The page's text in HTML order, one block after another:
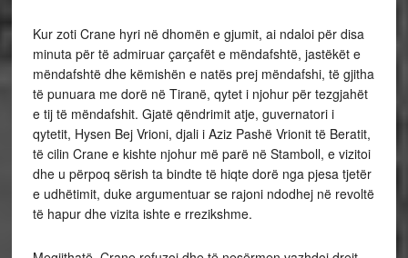
Kur zoti Crane hyri në dhomën e gjumit, ai ndaloi për disa
minuta për të admiruar çarçafët e mëndafshtë, jastëkët e
mëndafshtë dhe këmishën e natës prej mëndafshi, të gjitha
të punuara me dorë në Tiranë, qytet i njohur për tezgjahët
e tij të mëndafshit. Gjatë qëndrimit atje, guvernatori i
qytetit, Hysen Bej Vrioni, djali i Aziz Pashë Vrionit të Beratit,
të cilin Crane e kishte njohur më parë në Stamboll, e vizitoi
dhe u përpoq sërish ta bindte të hiqte dorë nga pjesa tjetër
e udhëtimit, duke argumentuar se rajoni ndodhej në revoltë
të hapur dhe vizita ishte e rrezikshme.